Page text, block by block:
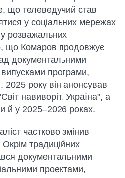
що телеведучий став
у соціальних мережах
розважальних
що Комаров продовжує
документальними
програми,
2025 року він анонсував
навиворіт. Україна", а
й у 2025–2026 роках.
частково змінив
традиційних
документальними
проектами,